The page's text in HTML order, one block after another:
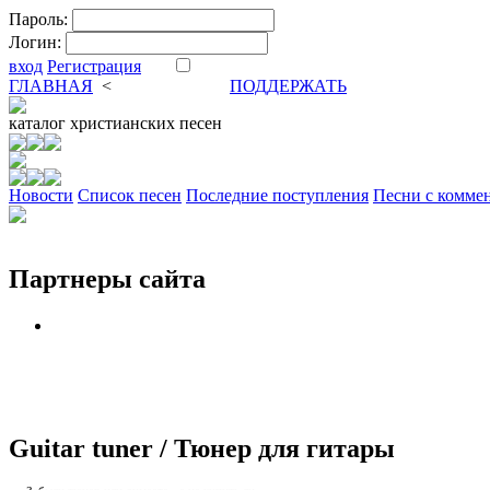
Пароль:
Логин:
вход Регистрация
ГЛАВНАЯ <
ПОДДЕРЖАТЬ
каталог христианских песен
Новости Cписок песен Последние поступления Песни с
Партнеры сайта
Guitar tuner / Тюнер для гитары